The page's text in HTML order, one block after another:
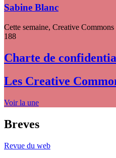
Sabine Blanc
Cette semaine, Creative
188
Charte de
Les Creative
Voir la une
Breves
Revue du web